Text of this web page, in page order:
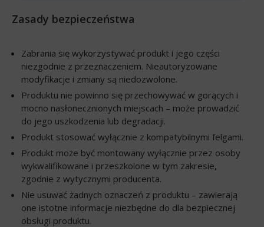
Zasady bezpieczeństwa
Zabrania się wykorzystywać produkt i jego części
niezgodnie z przeznaczeniem. Nieautoryzowane
modyfikacje i zmiany są niedozwolone.
Produktu nie powinno się przechowywać w gorących i
mocno nasłonecznionych miejscach – może prowadzić
do jego uszkodzenia lub degradacji.
Produkt stosować wyłącznie z kompatybilnymi felgami.
Produkt może być montowany wyłącznie przez osoby
wykwalifikowane i przeszkolone w tym zakresie,
zgodnie z wytycznymi producenta.
Nie usuwać żadnych oznaczeń z produktu – zawierają
one istotne informacje niezbędne do dla bezpiecznej
obsługi produktu.